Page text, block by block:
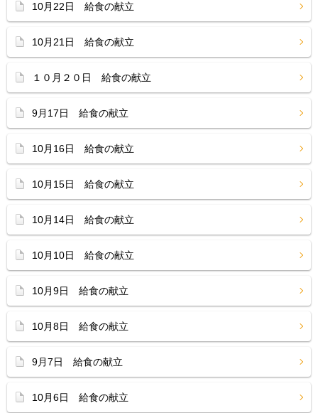
10月22日 給食の献立
10月21日 給食の献立
１０月２０日 給食の献立
9月17日 給食の献立
10月16日 給食の献立
10月15日 給食の献立
10月14日 給食の献立
10月10日 給食の献立
10月9日 給食の献立
10月8日 給食の献立
9月7日 給食の献立
10月6日 給食の献立